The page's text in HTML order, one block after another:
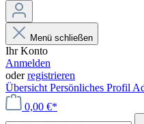
Menü schließen
Ihr Konto
Anmelden
oderregistrieren
Übersicht Persönliches Profil
0,00 €*